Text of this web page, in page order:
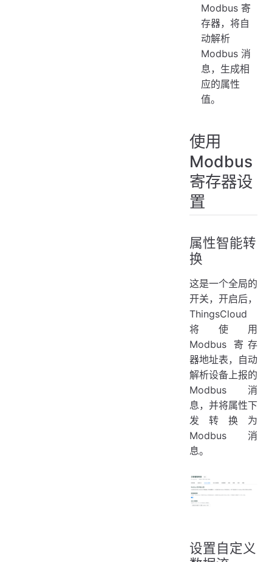
Modbus 寄
存器，将自
动解析
Modbus 消
息，生成相
应的属性
值。
使用
Modbus
寄存器设
置
属性智能转
换
这是一个全局的
开关，开启后，
ThingsCloud
将使用
Modbus 寄存
器地址表，自动
解析设备上报的
Modbus 消
息，并将属性下
发转换为
Modbus 消
息。
设置自定义